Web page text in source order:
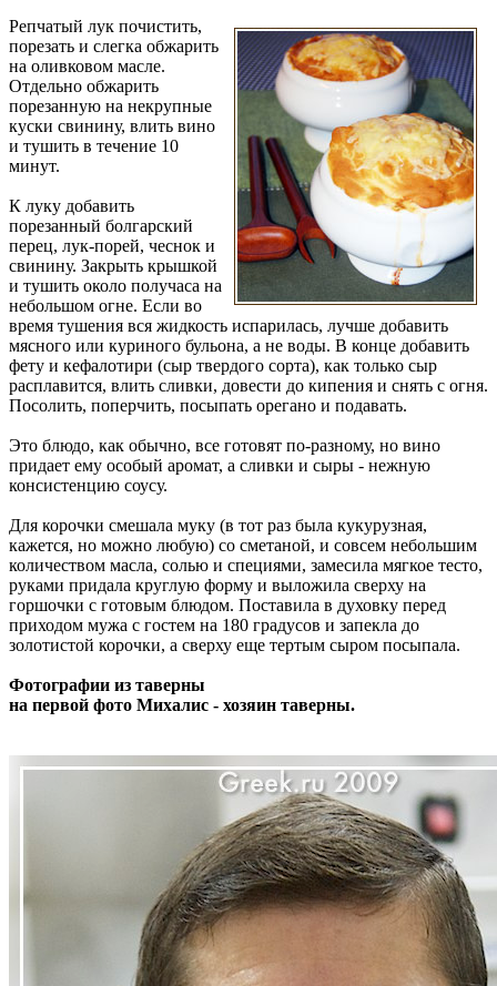
Репчатый лук почистить,
порезать и слегка обжарить
на оливковом масле.
Отдельно обжарить
порезанную на некрупные
куски свинину, влить вино
и тушить в течение 10
минут.
К луку добавить
порезанный болгарский
перец, лук-порей, чеснок и
свинину. Закрыть крышкой
и тушить около получаса на
небольшом огне. Если во
время тушения вся жидкость испарилась, лучше добавить
мясного или куриного бульона, а не воды. В конце добавить
фету и кефалотири (сыр твердого сорта), как только сыр
расплавится, влить сливки, довести до кипения и снять с огня.
Посолить, поперчить, посыпать орегано и подавать.
Это блюдо, как обычно, все готовят по-разному, но вино
придает ему особый аромат, а сливки и сыры - нежную
консистенцию соусу.
Для корочки смешала муку (в тот раз была кукурузная,
кажется, но можно любую) со сметаной, и совсем небольшим
количеством масла, солью и специями, замесила мягкое тесто,
руками придала круглую форму и выложила сверху на
горшочки с готовым блюдом. Поставила в духовку перед
приходом мужа с гостем на 180 градусов и запекла до
золотистой корочки, а сверху еще тертым сыром посыпала.
Фотографии из таверны
на первой фото Михалис - хозяин таверны.